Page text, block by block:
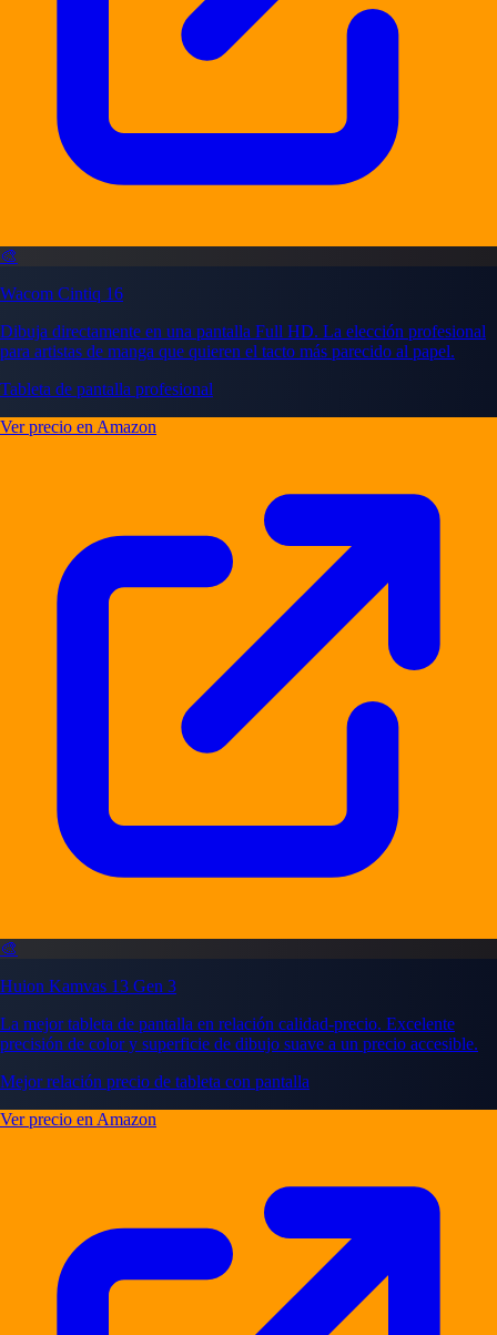
🎨
Wacom Cintiq 16
Dibuja directamente en una pantalla Full HD. La elección profesional
para artistas de manga que quieren el tacto más parecido al papel.
Tableta de pantalla profesional
Ver precio en Amazon
🎨
Huion Kamvas 13 Gen 3
La mejor tableta de pantalla en relación calidad-precio. Excelente
precisión de color y superficie de dibujo suave a un precio accesible.
Mejor relación precio de tableta con pantalla
Ver precio en Amazon